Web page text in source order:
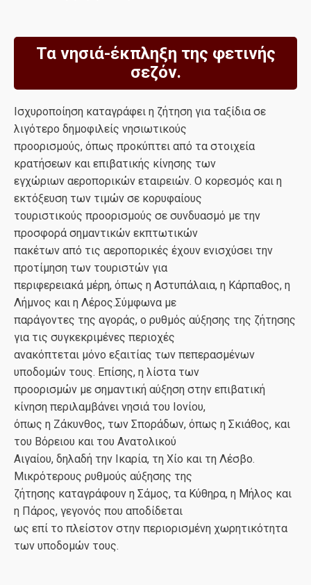
Τα νησιά-έκπληξη της φετινής
σεζόν.
Ισχυροποίηση καταγράφει η ζήτηση για ταξίδια σε
λιγότερο δημοφιλείς νησιωτικούς
προορισμούς, όπως προκύπτει από τα στοιχεία
κρατήσεων και επιβατικής κίνησης των
εγχώριων αεροπορικών εταιρειών. Ο κορεσμός και η
εκτόξευση των τιμών σε κορυφαίους
τουριστικούς προορισμούς σε συνδυασμό με την
προσφορά σημαντικών εκπτωτικών
πακέτων από τις αεροπορικές έχουν ενισχύσει την
προτίμηση των τουριστών για
περιφερειακά μέρη, όπως η Αστυπάλαια, η Κάρπαθος, η
Λήμνος και η Λέρος.Σύμφωνα με
παράγοντες της αγοράς, ο ρυθμός αύξησης της ζήτησης
για τις συγκεκριμένες περιοχές
ανακόπτεται μόνο εξαιτίας των πεπερασμένων
υποδομών τους. Επίσης, η λίστα των
προορισμών με σημαντική αύξηση στην επιβατική
κίνηση περιλαμβάνει νησιά του Ιονίου,
όπως η Ζάκυνθος, των Σποράδων, όπως η Σκιάθος, και
του Βόρειου και του Ανατολικού
Αιγαίου, δηλαδή την Ικαρία, τη Χίο και τη Λέσβο.
Μικρότερους ρυθμούς αύξησης της
ζήτησης καταγράφουν η Σάμος, τα Κύθηρα, η Μήλος και
η Πάρος, γεγονός που αποδίδεται
ως επί το πλείστον στην περιορισμένη χωρητικότητα
των υποδομών τους.